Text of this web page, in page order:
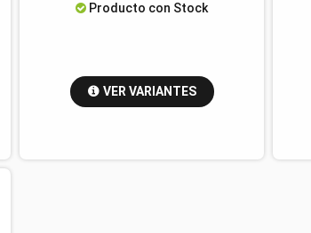
Producto con Stock
VER VARIANTES